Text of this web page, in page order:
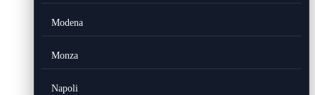
Modena
Monza
Napoli